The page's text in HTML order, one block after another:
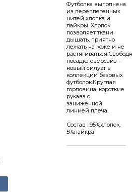
Футболка выполнена
из переплетенных
нитей хлопка и
лайкры. Хлопок
позволяет ткани
дышать, приятно
лежать на коже и не
посадка оверсайз −
новый силуэт в
коллекции базовых
футболок.Круглая
горловина, короткие
рукава с
заниженной
линией плеча.
Состав : 95%хлопок,
5%лайкра